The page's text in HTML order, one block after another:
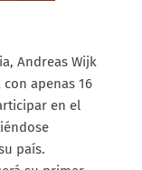
Andreas Wijk
apenas 16
en el
país.